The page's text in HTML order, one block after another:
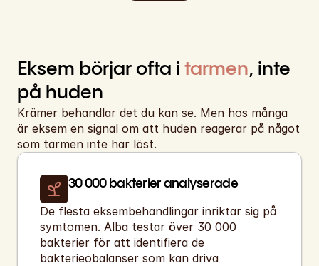
Eksem börjar ofta i tarmen, inte
på huden
Krämer behandlar det du kan se. Men hos många
är eksem en signal om att huden reagerar på något
som tarmen inte har löst.
30 000 bakterier analyserade
De flesta eksembehandlingar inriktar sig på
symtomen. Alba testar över 30 000
bakterier för att identifiera de
bakterieobalanser som kan driva